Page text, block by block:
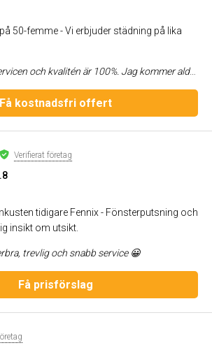
50-femme - Vi erbjuder städning på lika
och kvalitén är 100%. Jag kommer aldrig anlita någon annan.
Få kostnadsfri offert
Verifierat företag
tidigare Fennix - Fönsterputsning och
insikt om utsikt.
trevlig och snabb service 😀
Få prisförslag